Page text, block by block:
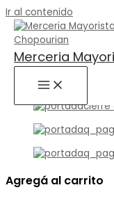
Ir al contenido
Merceria
Buscar por:
BUSCAR
Agregá al carrito